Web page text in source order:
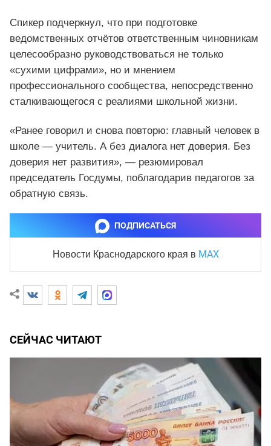
Спикер подчеркнул, что при подготовке
ведомственных отчётов ответственным чиновникам
целесообразно руководствоваться не только
«сухими цифрами», но и мнением
профессионального сообщества, непосредственно
сталкивающегося с реалиями школьной жизни.
«Ранее говорил и снова повторю: главный человек в
школе — учитель. А без диалога нет доверия. Без
доверия нет развития», — резюмировал
председатель Госдумы, поблагодарив педагогов за
обратную связь.
ПОДПИСАТЬСЯ
Новости Краснодарского края в MAX
СЕЙЧАС ЧИТАЮТ